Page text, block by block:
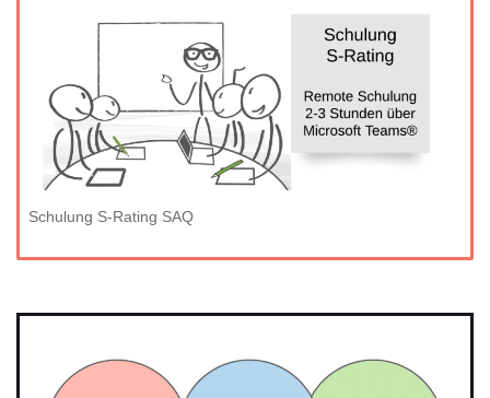
Schulung S-Rating SAQ